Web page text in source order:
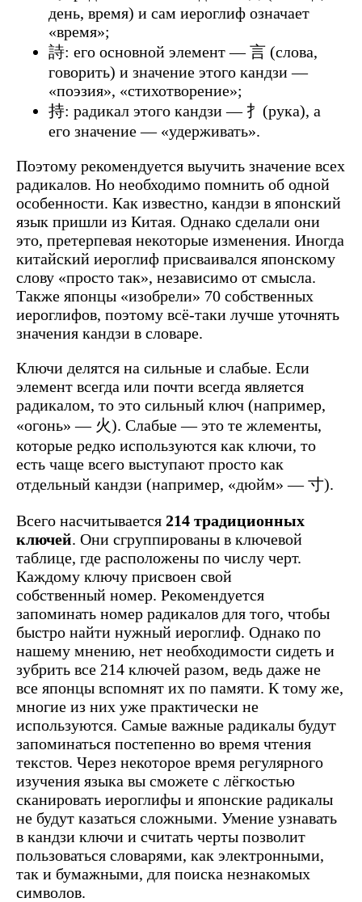
день, время) и сам иероглиф означает
«время»;
詩: его основной элемент — 言 (слова,
говорить) и значение этого кандзи —
«поэзия», «стихотворение»;
持: радикал этого кандзи — 扌(рука), а
его значение — «удерживать».
Поэтому рекомендуется выучить значение всех
радикалов. Но необходимо помнить об одной
особенности. Как известно, кандзи в японский
язык пришли из Китая. Однако сделали они
это, претерпевая некоторые изменения. Иногда
китайский иероглиф присваивался японскому
слову «просто так», независимо от смысла.
Также японцы «изобрели» 70 собственных
иероглифов, поэтому всё-таки лучше уточнять
значения кандзи в словаре.
Ключи делятся на сильные и слабые. Если
элемент всегда или почти всегда является
радикалом, то это сильный ключ (например,
«огонь» — 火). Слабые — это те жлементы,
которые редко используются как ключи, то
есть чаще всего выступают просто как
отдельный кандзи (например, «дюйм» — 寸).
Всего насчитывается 214 традиционных
ключей. Они сгруппированы в ключевой
таблице, где расположены по числу черт.
Каждому ключу присвоен свой
собственный номер. Рекомендуется
запоминать номер радикалов для того, чтобы
быстро найти нужный иероглиф. Однако по
нашему мнению, нет необходимости сидеть и
зубрить все 214 ключей разом, ведь даже не
все японцы вспомнят их по памяти. К тому же,
многие из них уже практически не
используются. Самые важные радикалы будут
запоминаться постепенно во время чтения
текстов. Через некоторое время регулярного
изучения языка вы сможете с лёгкостью
сканировать иероглифы и японские радикалы
не будут казаться сложными. Умение узнавать
в кандзи ключи и считать черты позволит
пользоваться словарями, как электронными,
так и бумажными, для поиска незнакомых
символов.